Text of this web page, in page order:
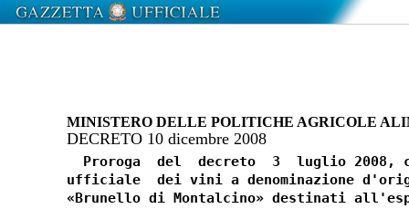
MINISTERO DELLE POLITICHE AGRICOLE
DECRETO 10 dicembre 2008
Proroga  del  decreto  3  luglio 2008,
ufficiale  dei vini a denominazione
«Brunello di Montalcino» destinati